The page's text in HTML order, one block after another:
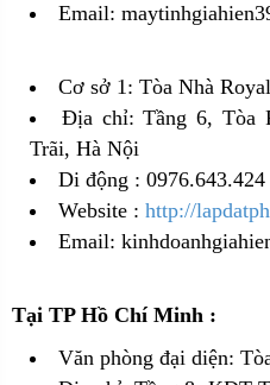
Email:
Cơ sở 1: Tòa Nhà
Địa chỉ: Tầng 6, Tòa
Trãi, Hà Nội
Di động : 0976.643.424
Website : http://
Email:
Tại TP Hồ Chí Minh :
Văn phòng đại diện: